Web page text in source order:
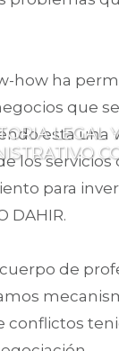
LEGAL
how ha
que
esta una
los servicios
para
DAHIR.
de
conflictos